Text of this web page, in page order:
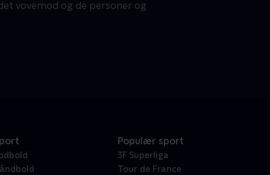
vovemod og de personer og
Populær sport
3F Superliga
Tour de France